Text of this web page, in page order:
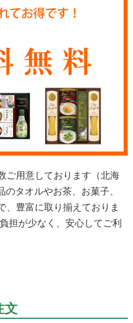
ご用意しております（北海
タオルやお茶、お菓子、
、豊富に取り揃えておりま
担が少なく、安心してご利
文